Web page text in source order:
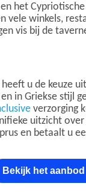
het
vele winkels,
vis bij de
u de keuze
in Griekse stijl
verzorging
uitzicht
en betaalt u
Bekijk het